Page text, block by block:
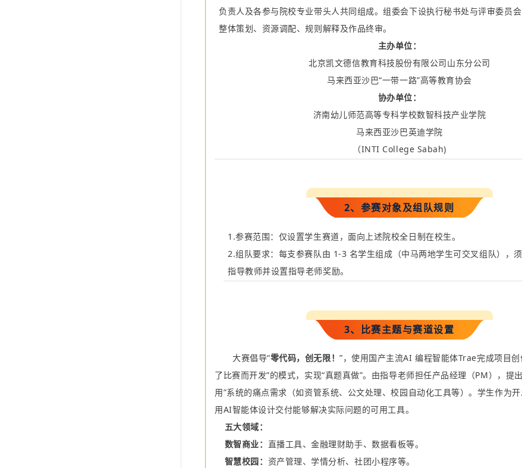
负责人 及各参与院校专业带头人共同组成。组委会下设执行秘书处与评审委员
整体策划、资源调配、规则解释及作品终审。
主办单位：
北京凯文德信教育科技股份有限公司山东分公司
马来西亚沙巴“一带一路”高等教育协会
协办单位：
济南幼儿师范高等专科学校数智科技产业学院
马来西亚沙巴英迪学院
（INTI College Sabah)
2、参赛对象及组队规则
1.参赛范围：仅设置学生赛道，面向上述院校全日制在校生。
2.组队要求：每支参赛队由 1-3 名学生组成（中马两地学生可交叉组队），
指导教师并设置指导老师奖励。
3、比赛主题与赛道设置
大赛倡导“零代码，创无限！”，使用国产主流AI编程智能体Trae完成项目
了比赛而开发”的模式，实现“真题真做”。由指导老师担任产品经理 （PM）， 提
用”系统的痛点需求（如资管系统、公文处理、校园自动化工具等）。学生作为
用AI智能体设计交付能够解决实际问题的可用工具。
五大领域：
数智商业： 直播工具、金融理财助手、数据看板等。
智慧校园： 资产管理、学情分析、社团小程序等。